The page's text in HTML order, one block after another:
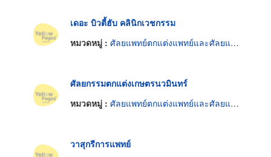
เดอะ บิวตี้ฮับ คลินิกเวชกรรม
หมวดหมู่ : ศัลยแพทย์ตกแต่งแพทย์และศัลยแพทย์ปริญญา
ศัลยกรรมตกแต่งเกษตรนวมินทร์
หมวดหมู่ : ศัลยแพทย์ตกแต่งแพทย์และศัลยแพทย์ปริญญา
วาสุกรีการแพทย์